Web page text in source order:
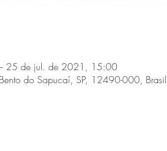
25 de jul. de 2021, 15:00
do Sapucaí, SP, 12490-000, Brasil